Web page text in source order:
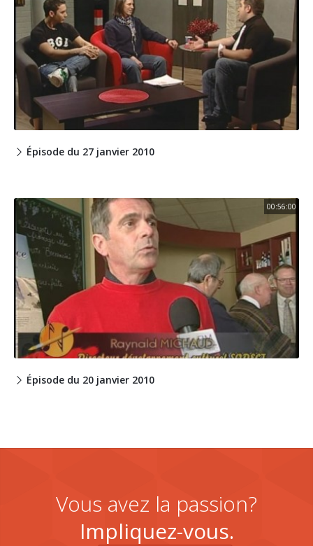
Épisode du 27 janvier 2010
00:56:00
Épisode du 20 janvier 2010
Vous avez la passion?
Impliquez-vous.